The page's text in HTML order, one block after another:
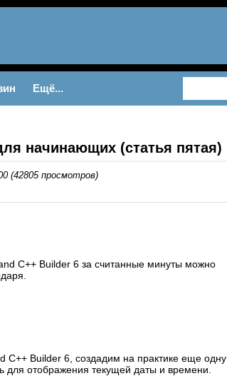
Ещё...
начинающих (статья пятая)
(42805 просмотров)
C++ Builder 6 за считанные минуты можно
C++ Builder 6, создадим на практике еще одну
для отображения текущей даты и времени.